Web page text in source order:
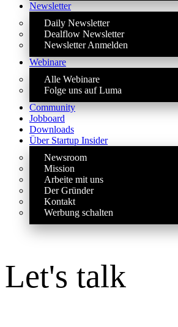
Newsletter
Daily Newsletter
Dealflow Newsletter
Newsletter Anmelden
Webinare
Alle Webinare
Folge uns auf Luma
Community
Jobboard
Downloads
Über Startup Insider
Newsroom
Mission
Arbeite mit uns
Der Gründer
Kontakt
Werbung schalten
Let's talk